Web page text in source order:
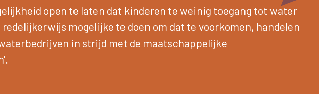
open te laten dat kinderen te weinig toegang tot water
mogelijke te doen om dat te voorkomen, handelen
in strijd met de maatschappelijke